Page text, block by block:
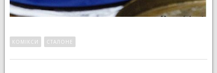
КОМІКСИ СТАЛОНЕ